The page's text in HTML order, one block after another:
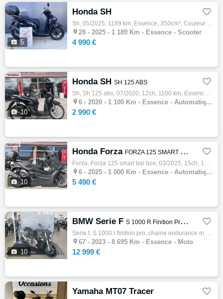
 5
Honda SH 
Sh, 05/2025, 1189 km, Essence, 350cm³, Couleur noir, 4990 € Equipements : BIKE PARC 28 VOUS PROPOSE UN SH350 SMART TOP BOX AVEC SEULEMENT 1…
 28 - 2025 - 1 189 Km - Essence - Scooter
4 990 €
 10
Honda SH SH 125 ABS 
Sh, Sh 125 abs, 07/2020, 12ch, 1100 km, Essence, 125cm³, Couleur noir, Garantie 3 mois, 2990 €
 6 - 2020 - 1 100 Km - Essence - Automatique - Scooter
2 990 €
 10
Honda Forza FORZA 125 SMART TOP BOX 
Forza, Forza 125 smart top box, 03/2025, 15ch, 1000 km, Essence, 125cm³, Couleur noir, Garantie constructeur, 5490 €
 6 - 2025 - 1 000 Km - Essence - Automatique - Scooter
5 490 €
 10
BMW Serie F S 1000 R Finition Pro, Chaine endurance M Revise S1000R 
Serie f, S 1000 r finition pro, chaine endurance m révisé s1000r, 07/2023, 165ch, 9cv, 8695 km, Première main, Essence, 999cm³, Couleur noi…
 67 - 2023 - 8 695 Km - Essence - Moto
12 999 €
Yamaha MT07 Tracer 